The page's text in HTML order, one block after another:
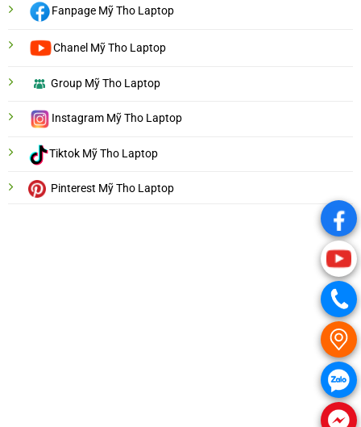
Fanpage Mỹ Tho Laptop
Chanel Mỹ Tho Laptop
Group Mỹ Tho Laptop
Instagram Mỹ Tho Laptop
Tiktok Mỹ Tho Laptop
Pinterest Mỹ Tho Laptop
.
.
.
.
.
.